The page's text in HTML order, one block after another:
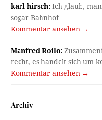
karl hirsch: Ich glaub,
sogar Bahnhof…
Kommentar ansehen →
Manfred Roilo:
recht, es handelt sich um
Kommentar ansehen →
Archiv